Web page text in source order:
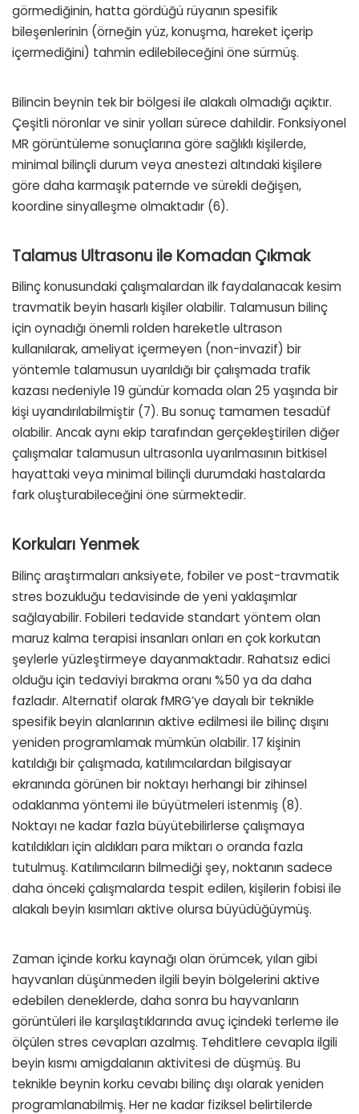
görmediğinin, hatta gördüğü rüyanın spesifik
bileşenlerinin (örneğin yüz, konuşma, hareket içerip
içermediğini) tahmin edilebileceğini öne sürmüş.
Bilincin beynin tek bir bölgesi ile alakalı olmadığı açıktır.
Çeşitli nöronlar ve sinir yolları sürece dahildir. Fonksiyonel
MR görüntüleme sonuçlarına göre sağlıklı kişilerde,
minimal bilinçli durum veya anestezi altındaki kişilere
göre daha karmaşık paternde ve sürekli değişen,
koordine sinyalleşme olmaktadır (6).
Talamus Ultrasonu ile Komadan Çıkmak
Bilinç konusundaki çalışmalardan ilk faydalanacak kesim
travmatik beyin hasarlı kişiler olabilir. Talamusun bilinç
için oynadığı önemli rolden hareketle ultrason
kullanılarak, ameliyat içermeyen (non-invazif) bir
yöntemle talamusun uyarıldığı bir çalışmada trafik
kazası nedeniyle 19 gündür komada olan 25 yaşında bir
kişi uyandırılabilmiştir (7). Bu sonuç tamamen tesadüf
olabilir. Ancak aynı ekip tarafından gerçekleştirilen diğer
çalışmalar talamusun ultrasonla uyarılmasının bitkisel
hayattaki veya minimal bilinçli durumdaki hastalarda
fark oluşturabileceğini öne sürmektedir.
Korkuları Yenmek
Bilinç araştırmaları anksiyete, fobiler ve post-travmatik
stres bozukluğu tedavisinde de yeni yaklaşımlar
sağlayabilir. Fobileri tedavide standart yöntem olan
maruz kalma terapisi insanları onları en çok korkutan
şeylerle yüzleştirmeye dayanmaktadır. Rahatsız edici
olduğu için tedaviyi bırakma oranı %50 ya da daha
fazladır. Alternatif olarak fMRG’ye dayalı bir teknikle
spesifik beyin alanlarının aktive edilmesi ile bilinç dışını
yeniden programlamak mümkün olabilir. 17 kişinin
katıldığı bir çalışmada, katılımcılardan bilgisayar
ekranında görünen bir noktayı herhangi bir zihinsel
odaklanma yöntemi ile büyütmeleri istenmiş (8).
Noktayı ne kadar fazla büyütebilirlerse çalışmaya
katıldıkları için aldıkları para miktarı o oranda fazla
tutulmuş. Katılımcıların bilmediği şey, noktanın sadece
daha önceki çalışmalarda tespit edilen, kişilerin fobisi ile
alakalı beyin kısımları aktive olursa büyüdüğüymüş.
Zaman içinde korku kaynağı olan örümcek, yılan gibi
hayvanları düşünmeden ilgili beyin bölgelerini aktive
edebilen deneklerde, daha sonra bu hayvanların
görüntüleri ile karşılaştıklarında avuç içindeki terleme ile
ölçülen stres cevapları azalmış. Tehditlere cevapla ilgili
beyin kısmı amigdalanın aktivitesi de düşmüş. Bu
teknikle beynin korku cevabı bilinç dışı olarak yeniden
programlanabilmiş. Her ne kadar fiziksel belirtilerde